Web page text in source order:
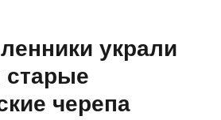
украли
старые
черепа